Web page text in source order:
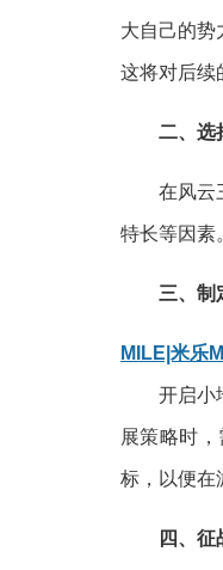
大自己的势
这将对后续
二、选
在风云
特长等因素
三、制
MILE|米乐
开启小
展策略时
标，以便在
四、征